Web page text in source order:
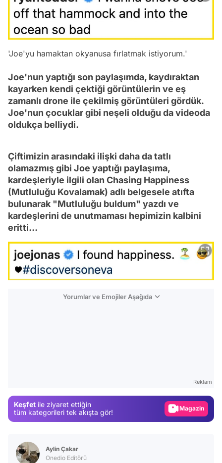
'Joe'yu hamaktan okyanusa fırlatmak istiyorum.'
Joe'nun yaptığı son paylaşımda, kaydıraktan
kayarken kendi çektiği görüntülerin ve eş
zamanlı drone ile çekilmiş görüntüleri gördük.
Joe'nun çocuklar gibi neşeli olduğu da videoda
oldukça belliydi.
Çiftimizin arasındaki ilişki daha da tatlı
olamazmış gibi Joe yaptığı paylaşıma,
kardeşleriyle ilgili olan Chasing Happiness
(Mutluluğu Kovalamak) adlı belgesele atıfta
bulunarak "Mutluluğu buldum" yazdı ve
kardeşlerini de unutmaması hepimizin kalbini
eritti...
Yorumlar ve Emojiler Aşağıda
Reklam
Keşfet ile ziyaret ettiğin
tüm kategorileri tek akışta gör!
Video
Aylin Çakar
Onedio Editörü